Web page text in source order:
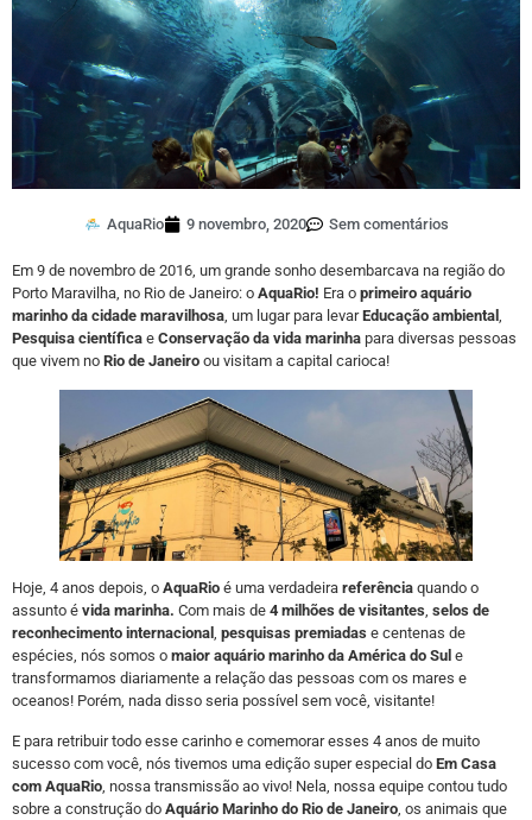
AquaRio 9 novembro, 2020 Sem comentários
Em 9 de novembro de 2016, um grande sonho desembarcava na região do
Porto Maravilha, no Rio de Janeiro: o AquaRio! Era o primeiro aquário
marinho da cidade maravilhosa, um lugar para levarEducação ambiental ,
Pesquisa científica e Conservação da vida marinha para diversas pessoas
que vivem no Rio de Janeiro ou visitam a capital carioca!
Hoje, 4 anos depois, o AquaRio é uma verdadeira referência quando o
assunto é vida marinha. Com mais de 4 milhões de visitantes, selos de
reconhecimento internacional , pesquisas premiadas e centenas de
espécies, nós somos o maior aquário marinho da América do Sul e
transformamos diariamente a relação das pessoas com os mares e
oceanos! Porém, nada disso seria possível sem você, visitante!
E para retribuir todo esse carinho e comemorar esses 4 anos de muito
sucesso com você, nós tivemos uma edição super especial do Em Casa
com AquaRio , nossa transmissão ao vivo! Nela, nossa equipe contou tudo
sobre a construção do Aquário Marinho do Rio de Janeiro , os animais que